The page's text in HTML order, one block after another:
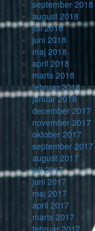
september 2018
august 2018
juli 2018
juni 2018
maj 2018
april 2018
marts 2018
februar 2018
januar 2018
december 2017
november 2017
oktober 2017
september 2017
august 2017
juli 2017
juni 2017
maj 2017
april 2017
marts 2017
februar 2017